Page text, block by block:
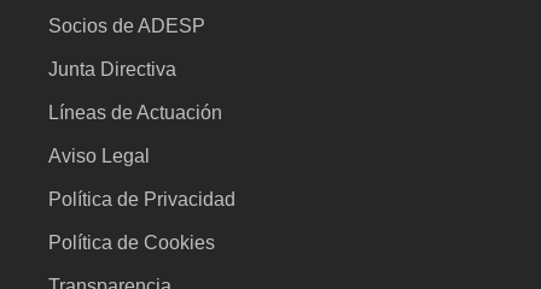
Socios de ADESP
Junta Directiva
Líneas de Actuación
Aviso Legal
Política de Privacidad
Política de Cookies